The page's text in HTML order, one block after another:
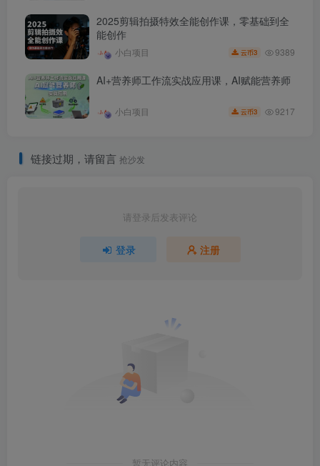
2025剪辑拍摄特效全能创作课，零基础到全
能创作
小白项目 云币3 9389
AI+营养师工作流实战应用课，AI赋能营养师
小白项目 云币3 9217
链接过期，请留言 抢沙发
请登录后发表评论
登录 注册
暂无评论内容